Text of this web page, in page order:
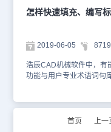
制下来以后，再打开CAD
纸以后，点击软件窗口最
菜单进入选择性粘贴窗口
确定按钮。5.设置完选择
置，鼠标点击指定位置将
面。6.我们选好插入点后
中，当我们需要对图纸上
CAD提取标题栏的功能，
怎样快速填充、编写
2019-06-05 8719
浩辰CAD机械软件中，有
功能与用户专业术语词句
中都提供了多种获取外部
等。 除“通用资源”外，
首页 上一